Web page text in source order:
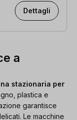
Dettagli
a
stazionaria per
plastica e
garantisce
Le macchine